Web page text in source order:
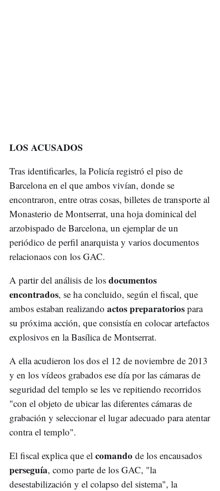
LOS ACUSADOS
Tras identificarles, la Policía registró el piso de
Barcelona en el que ambos vivían, donde se
encontraron, entre otras cosas, billetes de transporte al
Monasterio de Montserrat, una hoja dominical del
arzobispado de Barcelona, un ejemplar de un
periódico de perfil anarquista y varios documentos
relacionaos con los GAC.
A partir del análisis de los documentos
encontrados, se ha concluido, según el fiscal, que
ambos estaban realizando actos preparatorios para
su próxima acción, que consistía en colocar artefactos
explosivos en la Basílica de Montserrat.
A ella acudieron los dos el 12 de noviembre de 2013
y en los vídeos grabados ese día por las cámaras de
seguridad del templo se les ve repitiendo recorridos
"con el objeto de ubicar las diferentes cámaras de
grabación y seleccionar el lugar adecuado para atentar
contra el templo".
El fiscal explica que el comando de los encausados
perseguía, como parte de los GAC, "la
desestabilización y el colapso del sistema", la